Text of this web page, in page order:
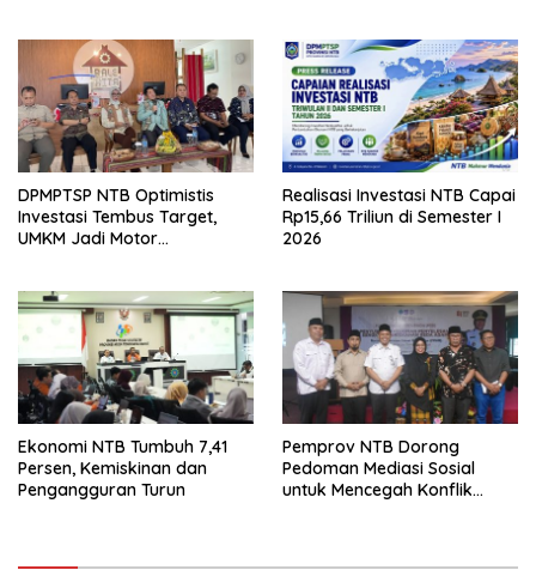
DPMPTSP NTB Optimistis
Investasi Tembus Target,
UMKM Jadi Motor
Realisasi Investasi NTB Capai
Rp15,66 Triliun di Semester I
2026
Ekonomi NTB Tumbuh 7,41
Persen, Kemiskinan dan
Pengangguran Turun
Pemprov NTB Dorong
Pedoman Mediasi Sosial
untuk Mencegah Konflik